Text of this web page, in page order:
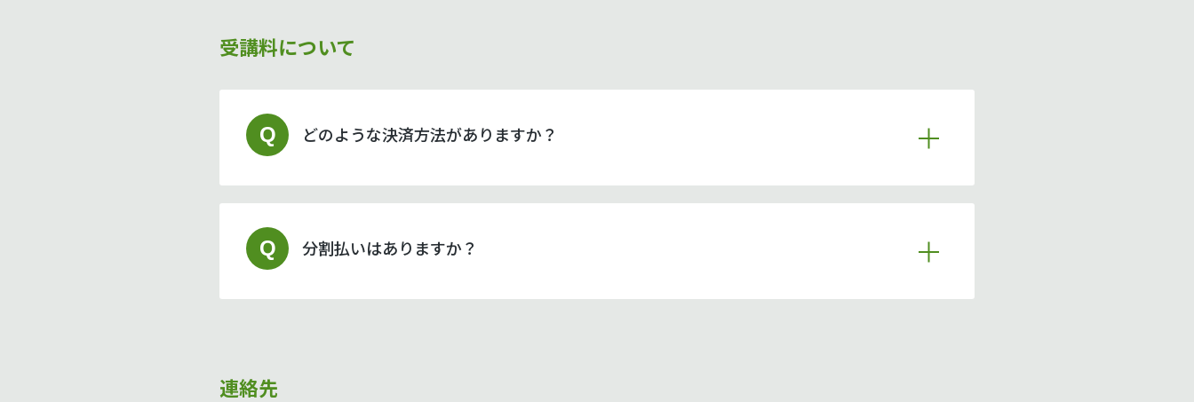
受講料について
Q どのような決済方法がありますか？
Q 分割払いはありますか？
連絡先